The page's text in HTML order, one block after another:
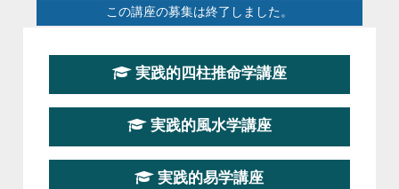
この講座の募集は終了しました。
第１９期立命塾『実践的易学講座』
2026-08-22～2026-10-25
第19期立命塾実践的四柱推命学講座
2026-03-20～2026-07-19
実践的四柱推命学講座
実践的風水学講座
実践的易学講座